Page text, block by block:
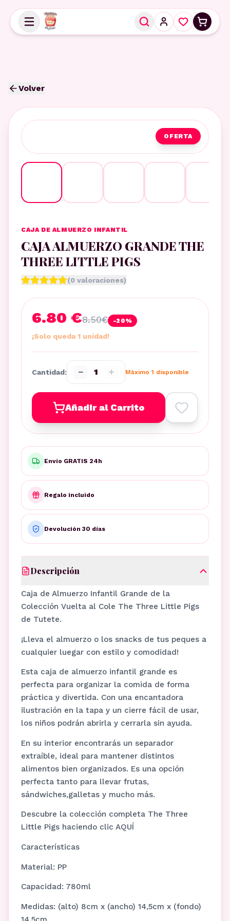
Volver
OFERTA
CAJA DE ALMUERZO INFANTIL
CAJA ALMUERZO GRANDE THE
THREE LITTLE PIGS
(0 valoraciones)
6.80 €8.50€ -20%
¡Solo queda 1 unidad!
Cantidad: − 1 + Máximo 1 disponible
Añadir al Carrito
Envío GRATIS 24h
Regalo incluido
Devolución 30 días
Descripción
Caja de Almuerzo Infantil Grande de la
Colección Vuelta al Cole The Three Little Pigs
de Tutete.
¡Lleva el almuerzo o los snacks de tus peques a
cualquier luegar con estilo y comodidad!
Esta caja de almuerzo infantil grande es
perfecta para organizar la comida de forma
práctica y divertida. Con una encantadora
ilustración en la tapa y un cierre fácil de usar,
los niños podrán abrirla y cerrarla sin ayuda.
En su interior encontrarás un separador
extraíble, ideal para mantener distintos
alimentos bien organizados. Es una opción
perfecta tanto para llevar frutas,
sándwiches,galletas y mucho más.
Descubre la colección completa The Three
Little Pigs haciendo clic AQUÍ
Características
Material: PP
Capacidad: 780ml
Medidas: (alto) 8cm x (ancho) 14,5cm x (fondo)